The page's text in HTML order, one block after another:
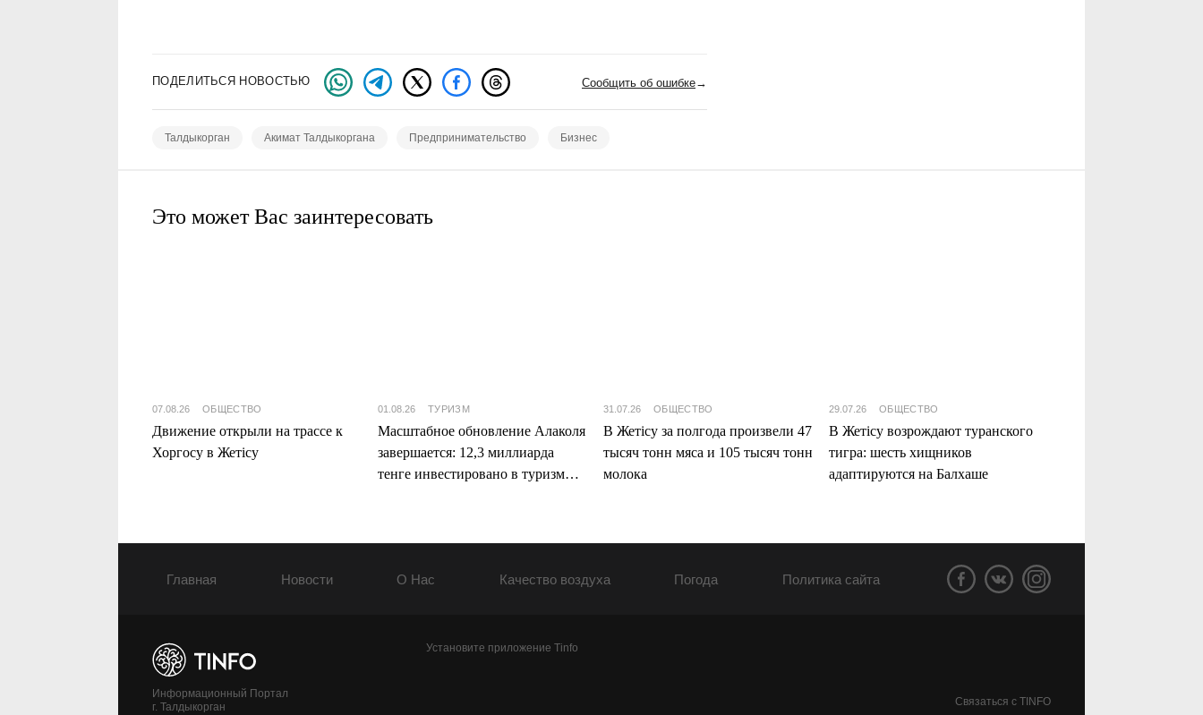
ПОДЕЛИТЬСЯ НОВОСТЬЮ Сообщить об ошибке→
Талдыкорган Акимат Талдыкоргана Предпринимательство Бизнес
Это может Вас заинтересовать
07.08.26 ОБЩЕСТВО
Движение открыли на трассе к
Хоргосу в Жетісу
01.08.26 ТУРИЗМ
Масштабное обновление Алаколя
завершается: 12,3 миллиарда
тенге инвестировано в туризм
31.07.26 ОБЩЕСТВО
В Жетісу за полгода произвели 47
тысяч тонн мяса и 105 тысяч тонн
молока
29.07.26 ОБЩЕСТВО
В Жетісу возрождают туранского
тигра: шесть хищников
адаптируются на Балхаше
Главная Новости О Нас Качество воздуха Погода Политика сайта
Информационный Портал
г. Талдыкорган
Установите приложение Tinfo
Связаться с TINFO